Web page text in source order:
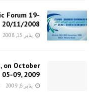
Forum 19-
20/11/2008
يناير 15, 2008
on October
05-09, 2009
يناير 6, 2009